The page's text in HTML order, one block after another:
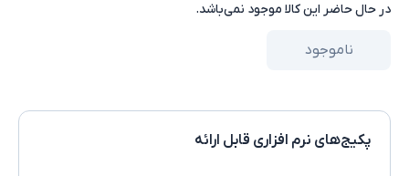
در حال حاضر این کالا موجود نمی‌باشد.
ناموجود
پکیج‌های نرم افزاری قابل ارائه